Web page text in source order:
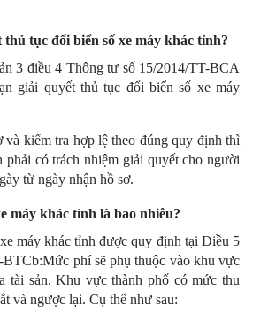
tục đổi biển số xe máy khác tỉnh?
3 điều 4 Thông tư số 15/2014/TT-BCA
giải quyết thủ tục đổi biển số xe máy
và kiểm tra hợp lệ theo đúng quy định thì
phải có trách nhiệm giải quyết cho người
từ ngày nhận hồ sơ.
máy khác tỉnh là bao nhiêu?
máy khác tỉnh được quy định tại Điều 5
phí sẽ phụ thuộc vào khu vực
tài sản. Khu vực thành phố có mức thu
và ngược lại. Cụ thể như sau: